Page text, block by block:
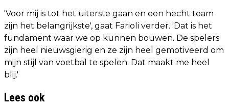
'Voor mij is tot het uiterste gaan en een hecht team
zijn het belangrijkste', gaat Farioli verder. 'Dat is het
fundament waar we op kunnen bouwen. De spelers
zijn heel nieuwsgierig en ze zijn heel gemotiveerd om
mijn stijl van voetbal te spelen. Dat maakt me heel
blij.'
Lees ook